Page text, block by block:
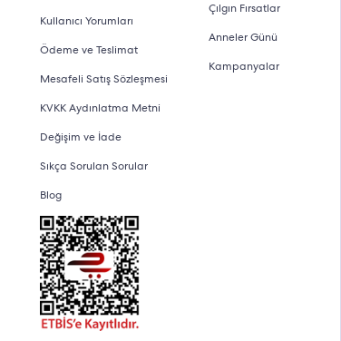
Kullanıcı Yorumları
Ödeme ve Teslimat
Mesafeli Satış Sözleşmesi
KVKK Aydınlatma Metni
Değişim ve İade
Sıkça Sorulan Sorular
Blog
Çılgın Fırsatlar
Anneler Günü
Kampanyalar